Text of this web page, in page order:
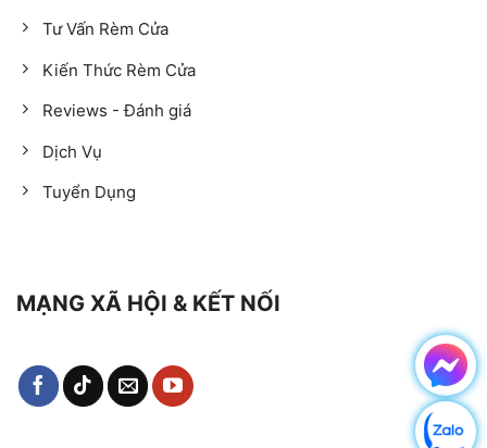
Tư Vấn Rèm Cửa
Kiến Thức Rèm Cửa
Reviews - Đánh giá
Dịch Vụ
Tuyển Dụng
MẠNG XÃ HỘI & KẾT NỐI